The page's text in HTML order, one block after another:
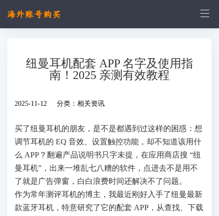
纽曼耳机配套 APP 名字及使用指
南！2025 亲测有效教程
2025-11-12 分类： 相关资讯
买了纽曼耳机的朋友，是不是都遇到过这样的困惑：想
调节耳机的 EQ 音效、设置触控功能，却不知道该用什
么 APP？翻遍产品说明书只字未提，在应用商店搜 “纽
曼耳机”，出来一堆乱七八糟的软件，点进去不是用不
了就是广告弹窗，白白浪费时间还解决不了问题。
作为常年测评耳机的博主，我最近刚好入手了纽曼最新
款蓝牙耳机，特意研究了它的配套 APP，从查找、下载